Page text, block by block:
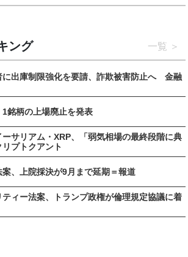
ング 一覧
に出庫制限強化を要請、詐欺被害防止へ 金融
1銘柄の上場廃止を発表
ーサリアム・XRP、「弱気相場の最終段階に典
プトクアント
、上院採決が9月まで延期＝報道
ィー法案、トランプ政権が倫理規定協議に着